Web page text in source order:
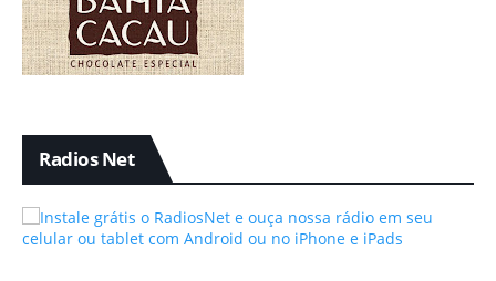
Radios Net